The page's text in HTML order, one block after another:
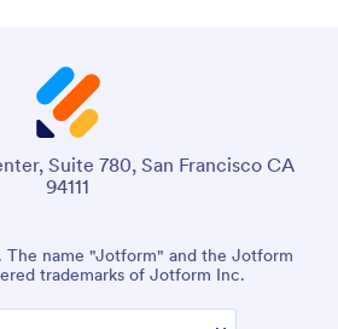
Suite 780, San Francisco CA
94111
name "Jotform" and the Jotform
trademarks of Jotform Inc.